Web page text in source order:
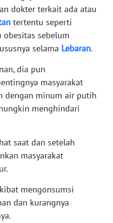
dokter terkait ada atau
tertentu seperti
obesitas sebelum
selama Lebaran.
dia pun
masyarakat
dengan minum air putih
menghindari
saat dan setelah
masyarakat
mengonsumsi
dan kurangnya